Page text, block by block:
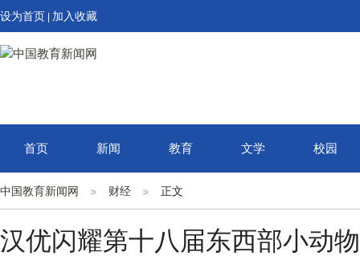
设为首页 加入收藏
首页 新闻 教育 文学 校园
中国教育新闻网 财经 正文
汉优闪耀第十八届东西部小动